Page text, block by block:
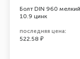
Болт DIN 960
10.9 цинк
последняя цена:
522.58 ₽